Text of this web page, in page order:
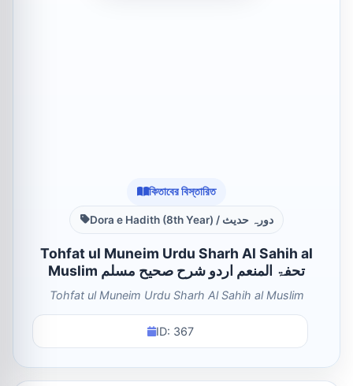
কিতাবের বিস্তারিত
Dora e Hadith (8th Year) / دورہ حدیث
Tohfat ul Muneim Urdu Sharh Al Sahih al
Muslim تحفۃ المنعم اردو شرح صحیح مسلم
Tohfat ul Muneim Urdu Sharh Al Sahih al Muslim
ID: 367